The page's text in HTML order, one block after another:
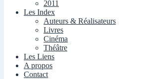
2011
Les Index
Auteurs & Réalisateurs
Livres
Cinéma
Théâtre
Les Liens
A propos
Contact